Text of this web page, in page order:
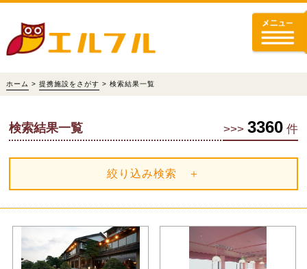
ホーム > 提携施設をさがす > 検索結果一覧
>>> 3360 件
検索結果一覧
絞り込み検索 ＋